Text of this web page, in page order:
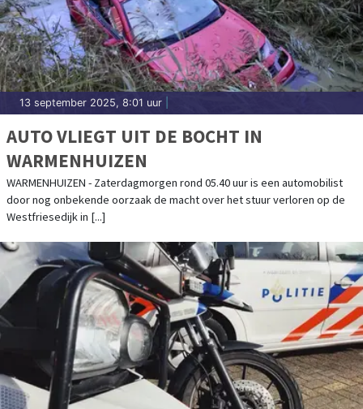
13 september 2025, 8:01 uur
AUTO VLIEGT UIT DE BOCHT IN
WARMENHUIZEN
WARMENHUIZEN - Zaterdagmorgen rond 05.40 uur is een automobilist
door nog onbekende oorzaak de macht over het stuur verloren op de
Westfriesedijk in [...]